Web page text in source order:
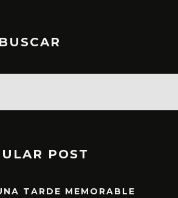
BUSCAR
POST
TARDE MEMORABLE